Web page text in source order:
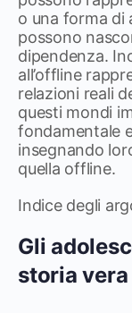
o una forma di
possono
dipendenza.
all’offline
relazioni reali
questi mondi
fondamentale
insegnando
quella offline.
Indice degli
Gli
storia vera